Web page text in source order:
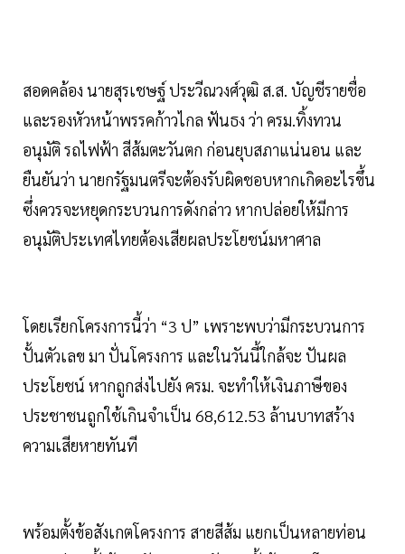
สอดคล้อง นายสุรเชษฐ์ ประวีณวงศ์วุฒิ ส.ส. บัญชีรายชื่อ
และรองหัวหน้าพรรคก้าวไกล ฟันธง ว่า ครม.ทิ้งทวน
อนุมัติ รถไฟฟ้า สีส้มตะวันตก ก่อนยุบสภาแน่นอน และ
ยืนยันว่า นายกรัฐมนตรีจะต้องรับผิดชอบหากเกิดอะไรขึ้น
ซึ่งควรจะหยุดกระบวนการดังกล่าว หากปล่อยให้มีการ
อนุมัติประเทศไทยต้องเสียผลประโยชน์มหาศาล
โดยเรียกโครงการนี้ว่า “3 ป” เพราะพบว่ามีกระบวนการ
ปั้นตัวเลข มา ปั่นโครงการ และในวันนี้ใกล้จะ ปันผล
ประโยชน์ หากถูกส่งไปยัง ครม. จะทำให้เงินภาษีของ
ประชาชนถูกใช้เกินจำเป็น 68,612.53 ล้านบาทสร้าง
ความเสียหายทันที
พร้อมตั้งข้อสังเกตโครงการ สายสีส้ม แยกเป็นหลายท่อน